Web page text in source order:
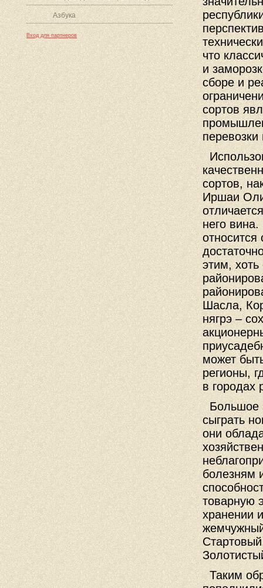
Азбука
Вход для партнеров
что
и
сборе и
сортов
перевозки
сортов,
Иршаи
него
этим,
Шасла,
нягрэ –
может
регионы,
в городах
Большое
сыграть
они
болезням
товарную
хранении
Таким